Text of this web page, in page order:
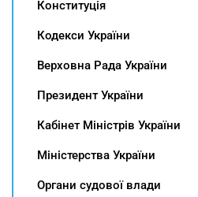
Конституція
Кодекси України
Верховна Рада України
Президент України
Кабінет Міністрів України
Міністерства України
Органи судової влади